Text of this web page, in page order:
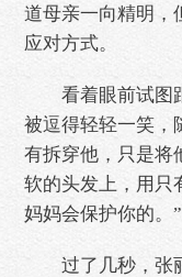
道母亲一向精明，
应对方式。
看着眼前试图跟
被逗得轻轻一笑，
有拆穿他，只是将
软的头发上，用只
妈妈会保护你的。”
过了几秒，张丽